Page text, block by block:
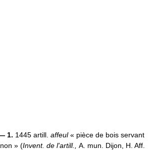
1. 1445 artill. affeul« pièce de bois servant
» (Invent. de l'artill., A. mun. Dijon, H. Aff.